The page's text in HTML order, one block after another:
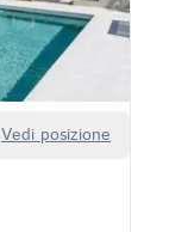
Vedi posizione